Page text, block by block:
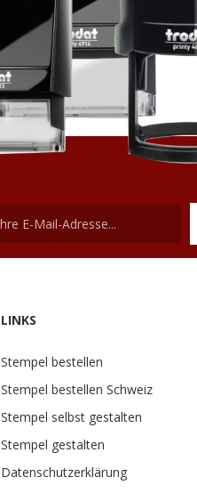
LINKS
Stempel bestellen
Stempel bestellen Schweiz
Stempel selbst gestalten
Stempel gestalten
Datenschutzerklärung